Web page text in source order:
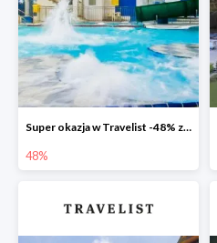
Super okazja w Travelist -48% za pobyt w Hotelu Mrągowo Resort & Spa
48%